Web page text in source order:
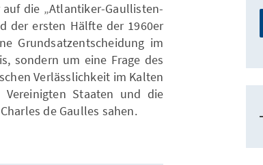
die „Atlantiker-Gaullisten-
der ersten Hälfte der 1960er
Grundsatzentscheidung im
sondern um eine Frage des
Verlässlichkeit im Kalten
Staaten und die
de Gaulles sahen.